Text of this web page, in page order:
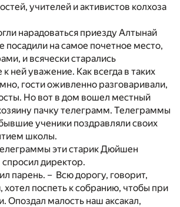
учителей и активистов колхоза
нарадоваться приезду Алтынай
посадили на самое почетное место,
и всячески старались
к ней уважение. Как всегда в таких
гости оживленно разговаривали,
Но вот в дом вошел местный
пачку телеграмм. Телеграммы
ученики поздравляли своих
школы.
эти старик Дюйшен
директор.
парень. – Всю дорогу, говорит,
хотел поспеть к собранию, чтобы при
Опоздал малость наш аксакал,